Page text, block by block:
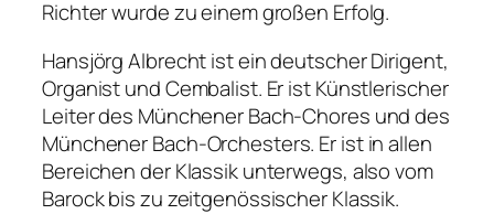
Richter wurde zu einem großen Erfolg.
Hansjörg Albrecht ist ein deutscher Dirigent,
Organist und Cembalist. Er ist Künstlerischer
Leiter des Münchener Bach-Chores und des
Münchener Bach-Orchesters. Er ist in allen
Bereichen der Klassik unterwegs, also vom
Barock bis zu zeitgenössischer Klassik.